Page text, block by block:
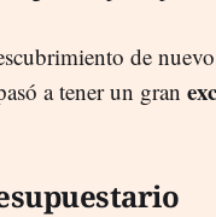
de
a tener un gran